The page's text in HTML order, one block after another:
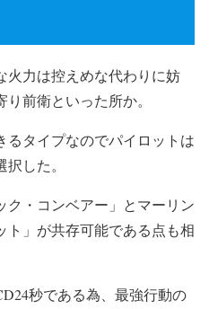
火力は控えめな代わりに妨
前衛といった所か。
るタイプなのでパイロットは
した。
ク・コンベアー」とマーリン
ト」が共存可能である点も相
秒である為、最強行動の